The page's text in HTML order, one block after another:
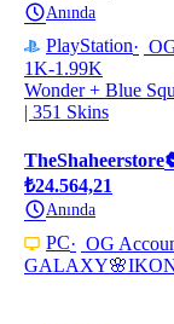
Anında
PlayStation
1K-1.99K
Wonder + Blue
| 351 Skins
TheShaheerstore
₺24.564,21
Anında
PC OG